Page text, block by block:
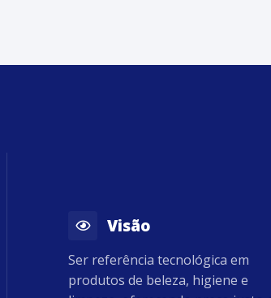
Visão
Ser referência tecnológica em
produtos de beleza, higiene e